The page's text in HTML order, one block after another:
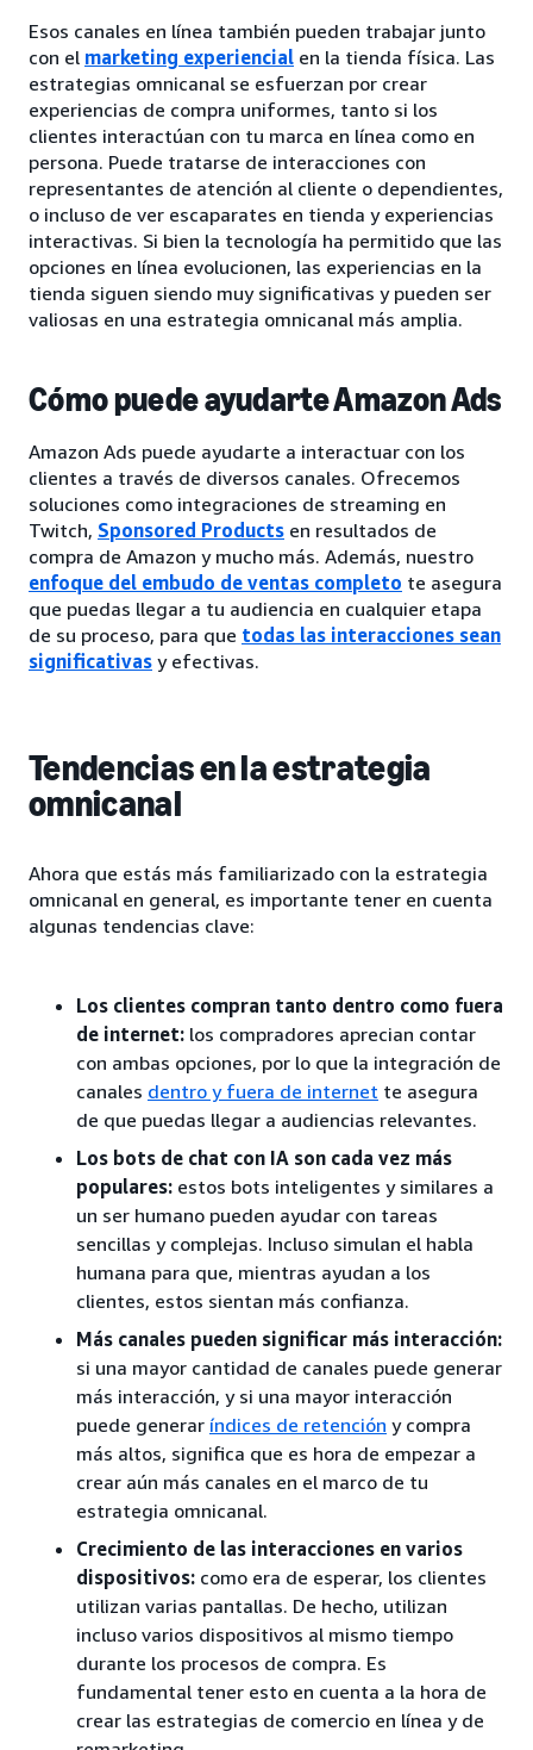
Esos canales en línea también pueden trabajar junto
con el marketing experiencial en la tienda física. Las
estrategias omnicanal se esfuerzan por crear
experiencias de compra uniformes, tanto si los
clientes interactúan con tu marca en línea como en
persona. Puede tratarse de interacciones con
representantes de atención al cliente o dependientes,
o incluso de ver escaparates en tienda y experiencias
interactivas. Si bien la tecnología ha permitido que las
opciones en línea evolucionen, las experiencias en la
tienda siguen siendo muy significativas y pueden ser
valiosas en una estrategia omnicanal más amplia.
Cómo puede ayudarte Amazon Ads
Amazon Ads puede ayudarte a interactuar con los
clientes a través de diversos canales. Ofrecemos
soluciones como integraciones de streaming en
Twitch, Sponsored Products en resultados de
compra de Amazon y mucho más. Además, nuestro
enfoque del embudo de ventas completo te asegura
que puedas llegar a tu audiencia en cualquier etapa
de su proceso, para que todas las interacciones sean
significativas y efectivas.
Tendencias en la estrategia
omnicanal
Ahora que estás más familiarizado con la estrategia
omnicanal en general, es importante tener en cuenta
algunas tendencias clave:
Los clientes compran tanto dentro como fuera
de internet: los compradores aprecian contar
con ambas opciones, por lo que la integración de
canales dentro y fuera de internet te asegura
de que puedas llegar a audiencias relevantes.
Los bots de chat con IA son cada vez más
populares: estos bots inteligentes y similares a
un ser humano pueden ayudar con tareas
sencillas y complejas. Incluso simulan el habla
humana para que, mientras ayudan a los
clientes, estos sientan más confianza.
Más canales pueden significar más interacción:
si una mayor cantidad de canales puede generar
más interacción, y si una mayor interacción
puede generar índices de retención y compra
más altos, significa que es hora de empezar a
crear aún más canales en el marco de tu
estrategia omnicanal.
Crecimiento de las interacciones en varios
dispositivos: como era de esperar, los clientes
utilizan varias pantallas. De hecho, utilizan
incluso varios dispositivos al mismo tiempo
durante los procesos de compra. Es
fundamental tener esto en cuenta a la hora de
crear las estrategias de comercio en línea y de